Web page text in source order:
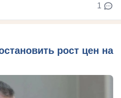
1
рост цен на